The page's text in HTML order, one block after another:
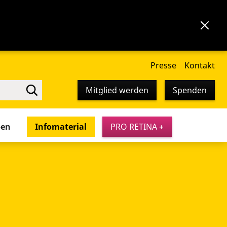
Presse Kontakt
Mitglied werden Spenden
Infomaterial PRO RETINA +